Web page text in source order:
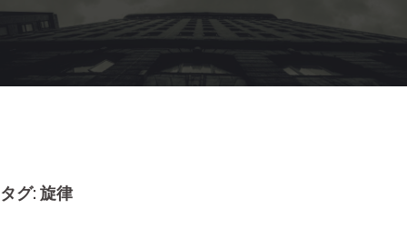
タグ: 旋律